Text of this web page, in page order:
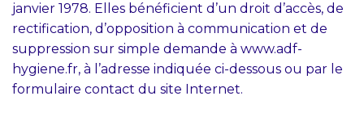
janvier 1978. Elles bénéficient d’un droit d’accès, de
rectification, d’opposition à communication et de
suppression sur simple demande à www.adf-
hygiene.fr, à l’adresse indiquée ci-dessous ou par le
formulaire contact du site Internet.